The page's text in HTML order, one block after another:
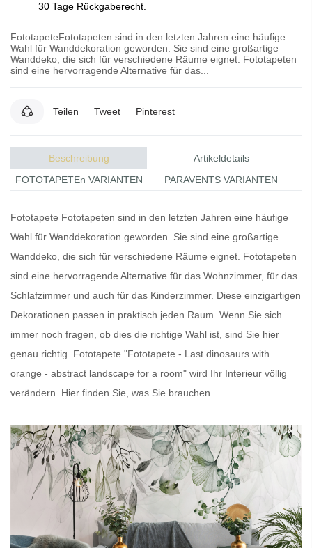
30 Tage Rückgaberecht.
FototapeteFototapeten sind in den letzten Jahren eine häufige
Wahl für Wanddekoration geworden. Sie sind eine großartige
Wanddeko, die sich für verschiedene Räume eignet. Fototapeten
sind eine hervorragende Alternative für das...
Teilen Tweet Pinterest
Beschreibung
Artikeldetails
FOTOTAPETEn VARIANTEN
PARAVENTS VARIANTEN
Fototapete Fototapeten sind in den letzten Jahren eine häufige
Wahl für Wanddekoration geworden. Sie sind eine großartige
Wanddeko, die sich für verschiedene Räume eignet. Fototapeten
sind eine hervorragende Alternative für das Wohnzimmer, für das
Schlafzimmer und auch für das Kinderzimmer. Diese einzigartigen
Dekorationen passen in praktisch jeden Raum. Wenn Sie sich
immer noch fragen, ob dies die richtige Wahl ist, sind Sie hier
genau richtig. Fototapete "Fototapete - Last dinosaurs with
orange - abstract landscape for a room" wird Ihr Interieur völlig
verändern. Hier finden Sie, was Sie brauchen.